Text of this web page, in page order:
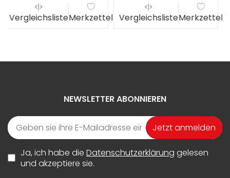
VergleichslisteMerkzettel VergleichslisteMerkzettel
NEWSLETTER ABONNIEREN
Jetzt anmelden
Ja, ich habe die Datenschutzerklärung gelesen
und akzeptiere sie.